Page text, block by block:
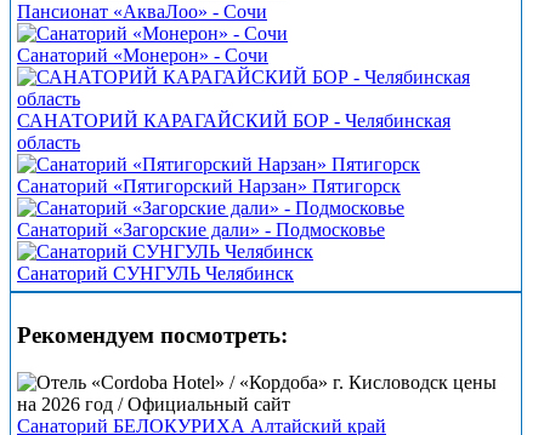
Пансионат «АкваЛоо» - Сочи
Санаторий «Монерон» - Сочи
САНАТОРИЙ КАРАГАЙСКИЙ БОР - Челябинская
область
Санаторий «Пятигорский Нарзан» Пятигорск
Санаторий «Загорские дали» - Подмосковье
Санаторий СУНГУЛЬ Челябинск
Рекомендуем посмотреть:
Санаторий БЕЛОКУРИХА Алтайский край